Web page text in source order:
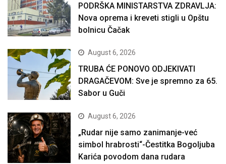
PODRŠKA MINISTARSTVA ZDRAVLJA:
Nova oprema i kreveti stigli u Opštu
bolnicu Čačak
August 6, 2026
TRUBA ĆE PONOVO ODJEKIVATI
DRAGAČEVOM: Sve je spremno za 65.
Sabor u Guči
August 6, 2026
„Rudar nije samo zanimanje-već
simbol hrabrosti“-Čestitka Bogoljuba
Karića povodom dana rudara